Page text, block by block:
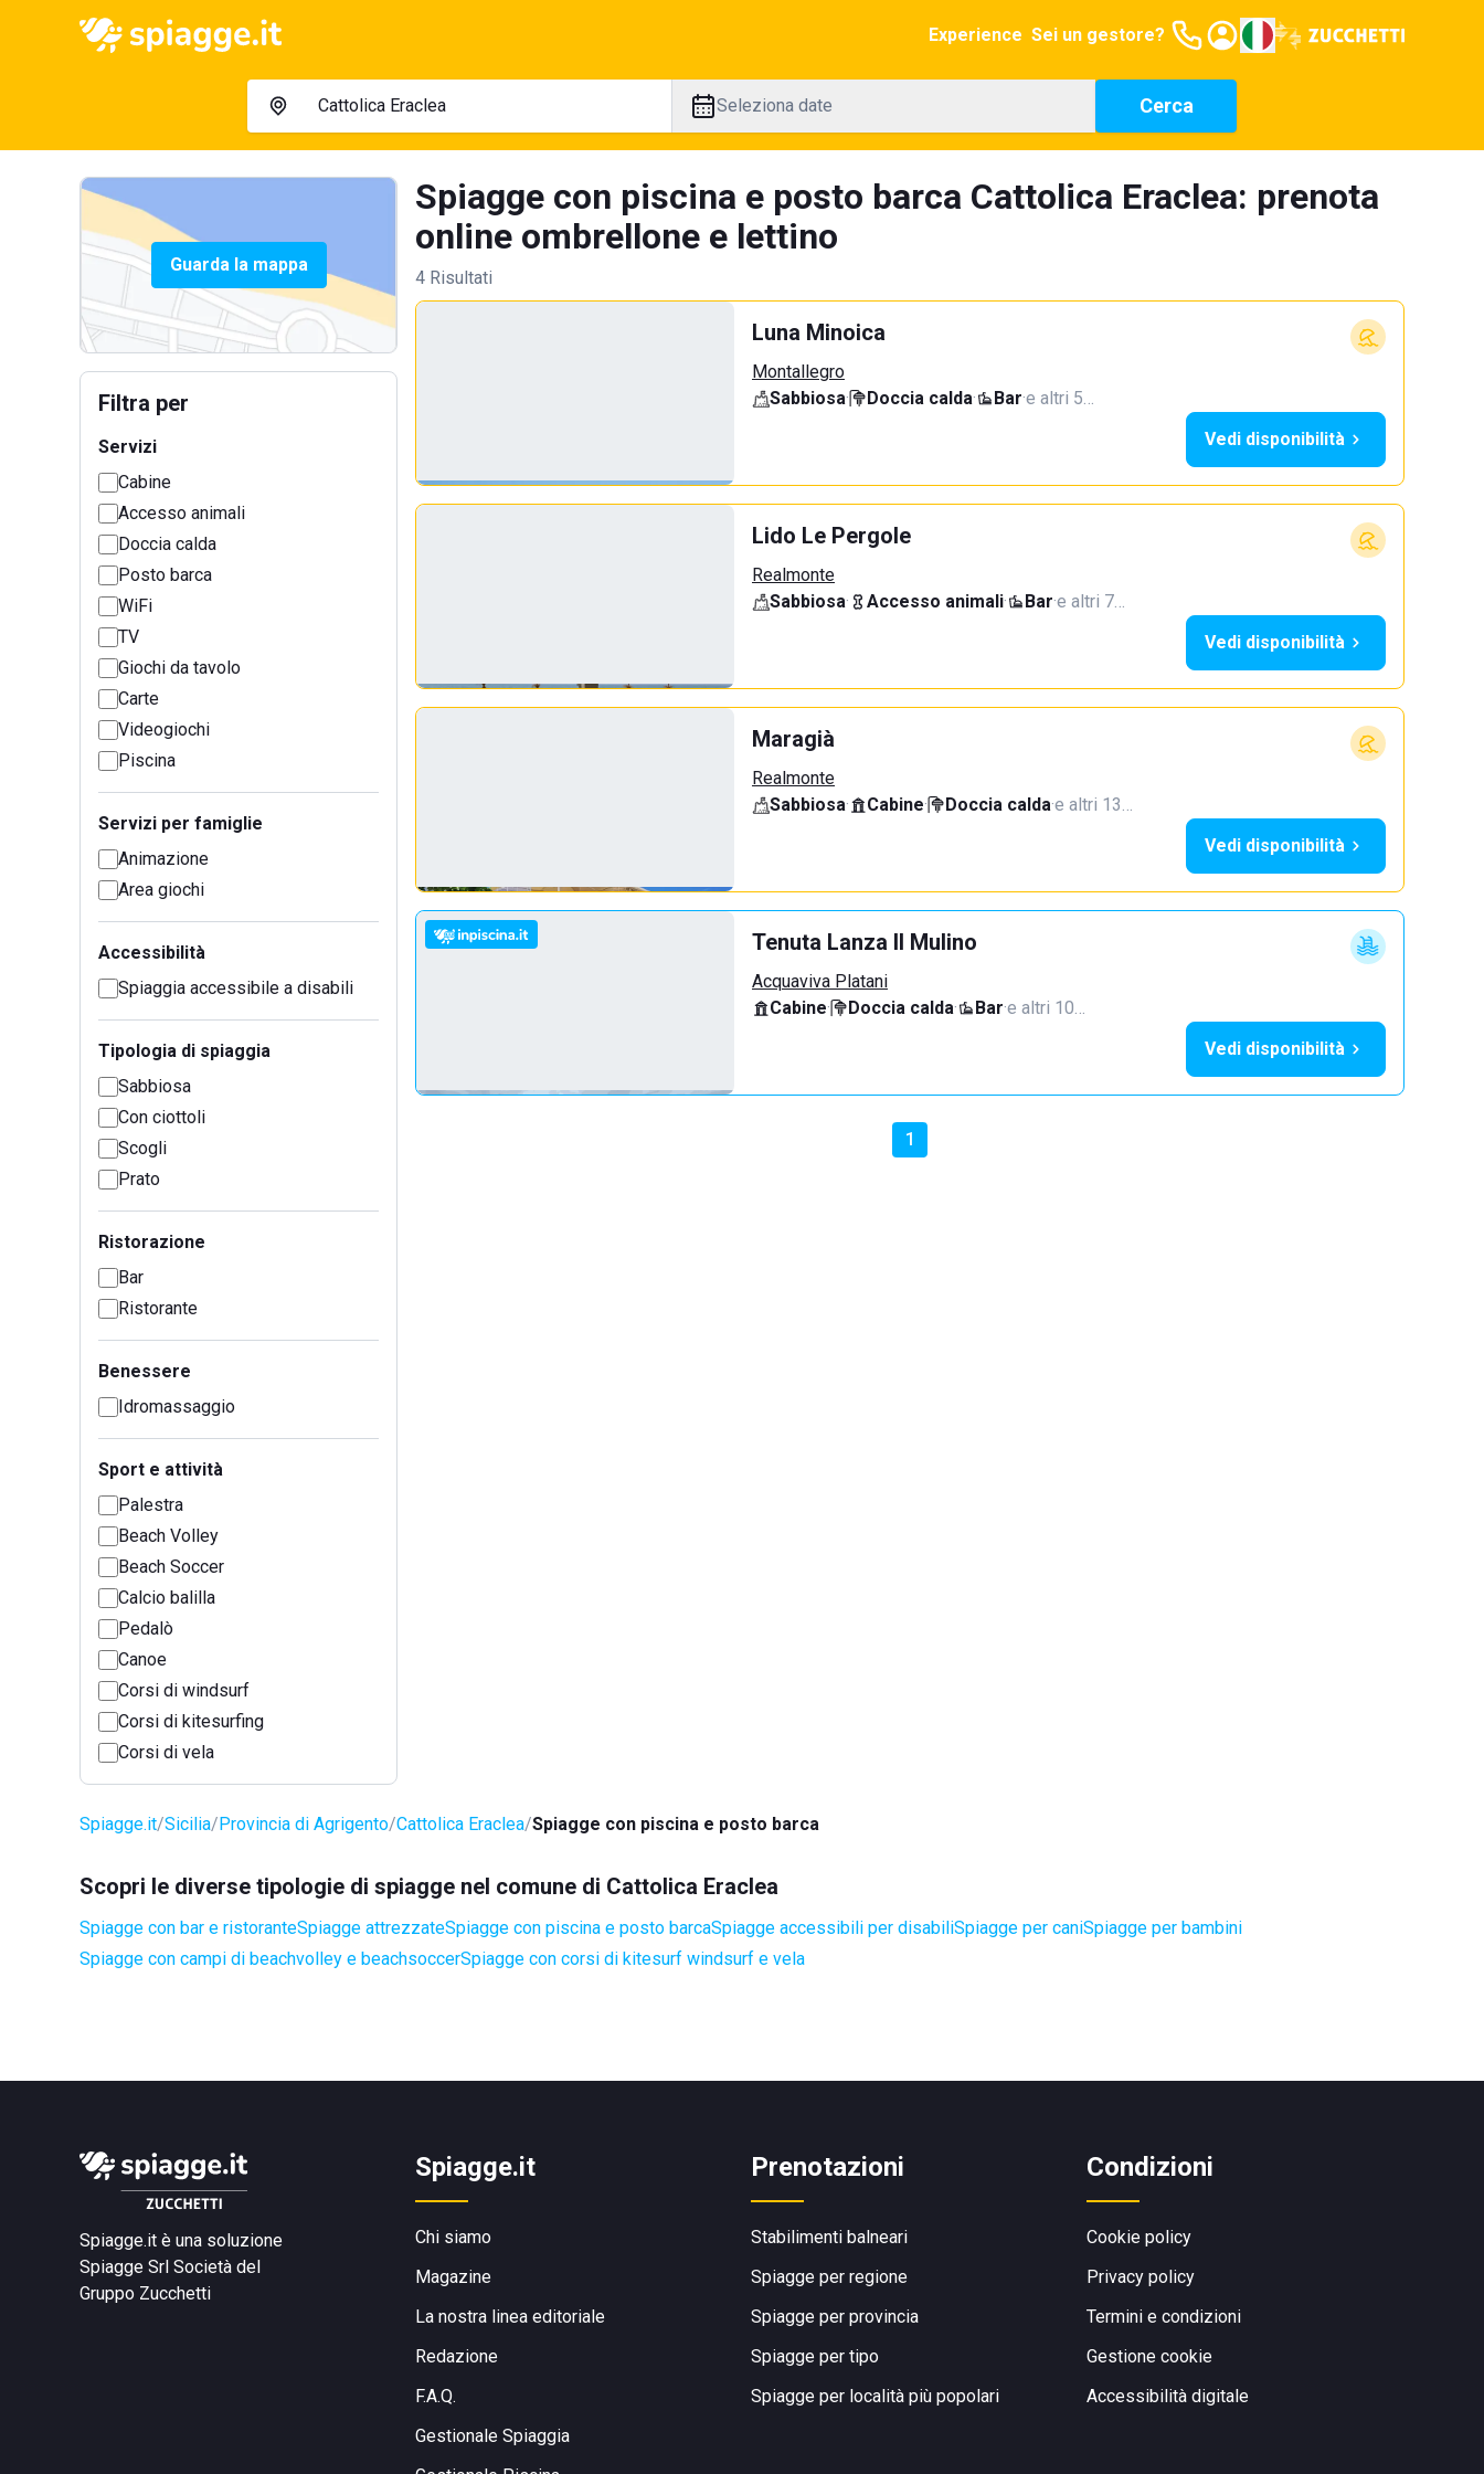
Experience Sei un gestore?
Seleziona date Cerca
Guarda la mappa
Filtra per
Servizi
Cabine
Accesso animali
Doccia calda
Posto barca
WiFi
TV
Giochi da tavolo
Carte
Videogiochi
Piscina
Servizi per famiglie
Animazione
Area giochi
Accessibilità
Spiaggia accessibile a disabili
Tipologia di spiaggia
Sabbiosa
Con ciottoli
Scogli
Prato
Ristorazione
Bar
Ristorante
Benessere
Idromassaggio
Sport e attività
Palestra
Beach Volley
Beach Soccer
Calcio balilla
Pedalò
Canoe
Corsi di windsurf
Corsi di kitesurfing
Corsi di vela
Spiagge con piscina e posto barca Cattolica Eraclea: prenota
online ombrellone e lettino
4 Risultati
Luna Minoica
Montallegro
Sabbiosa· Doccia calda· Bar·e altri 5…
Vedi disponibilità
Lido Le Pergole
Realmonte
Sabbiosa· Accesso animali· Bar·e altri 7…
Vedi disponibilità
Maragià
Realmonte
Sabbiosa· Cabine· Doccia calda·e altri 13…
Vedi disponibilità
Tenuta Lanza Il Mulino
Acquaviva Platani
Cabine· Doccia calda· Bar·e altri 10…
Vedi disponibilità
1
Spiagge.it Sicilia Provincia di Agrigento Cattolica Eraclea Spiagge con piscina e posto barca
Scopri le diverse tipologie di spiagge nel comune di Cattolica Eraclea
Spiagge con bar e ristoranteSpiagge attrezzateSpiagge con piscina e posto barcaSpiagge accessibili per disabiliSpiagge per caniSpiagge per bambini
Spiagge con campi di beachvolley e beachsoccerSpiagge con corsi di kitesurf windsurf e vela
Spiagge.it è una soluzione
Spiagge Srl Società del
Gruppo Zucchetti
Spiagge.it
Chi siamo
Magazine
La nostra linea editoriale
Redazione
F.A.Q.
Gestionale Spiaggia
Prenotazioni
Stabilimenti balneari
Spiagge per regione
Spiagge per provincia
Spiagge per tipo
Spiagge per località più popolari
Condizioni
Cookie policy
Privacy policy
Termini e condizioni
Gestione cookie
Accessibilità digitale